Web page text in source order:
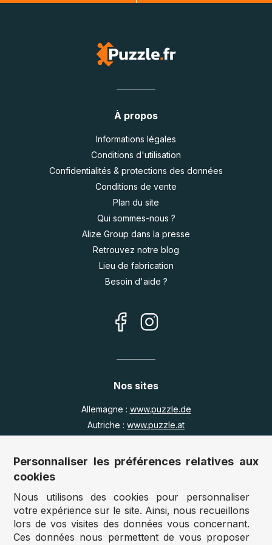
À propos
Informations légales
Conditions d'utilisation
Confidentialités & protections des données
Conditions de vente
Plan du site
Qui sommes-nous ?
Alize Group dans la presse
Retrouvez notre blog
Lieu de fabrication
Besoin d'aide ?
Nos sites
Allemagne : www.puzzle.de
Autriche : www.puzzle.at
Royaume Uni :
www.jigsawpuzzle.co.uk
Accès revendeurs / détaillants
Vous avez un magasin ?
Vous souhaitez accéder à nos prix revendeurs ?
Personnaliser les préférences relatives aux
cookies
Nous utilisons des cookies pour personnaliser
votre expérience sur le site. Ainsi, nous recueillons
lors de vos visites des données vous concernant.
Ces données nous permettent de vous proposer